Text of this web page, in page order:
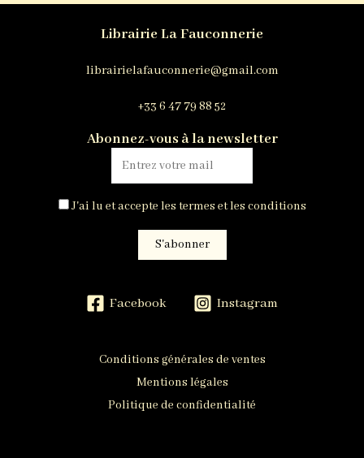
Librairie La Fauconnerie
librairielafauconnerie@gmail.com
+33 6 47 79 88 52
Abonnez-vous à la newsletter
J'ai lu et accepte les termes et les conditions
Facebook Instagram
Conditions générales de ventes
Mentions légales
Politique de confidentialité